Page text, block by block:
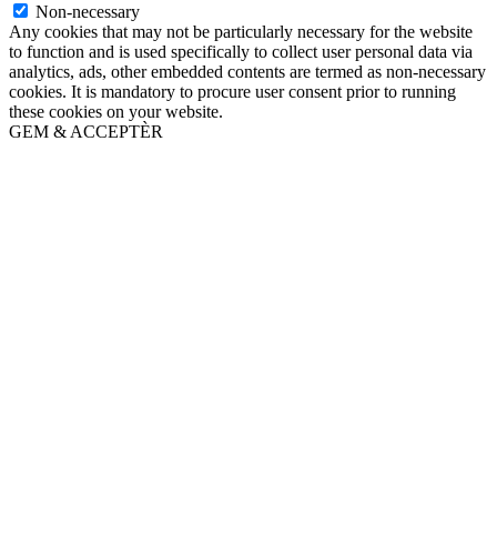
Non-necessary
Any cookies that may not be particularly necessary for the website
to function and is used specifically to collect user personal data via
analytics, ads, other embedded contents are termed as non-necessary
cookies. It is mandatory to procure user consent prior to running
these cookies on your website.
GEM & ACCEPTÈR